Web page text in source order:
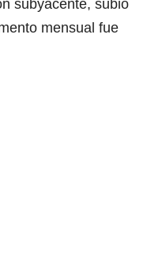
subyacente, subió
mensual fue